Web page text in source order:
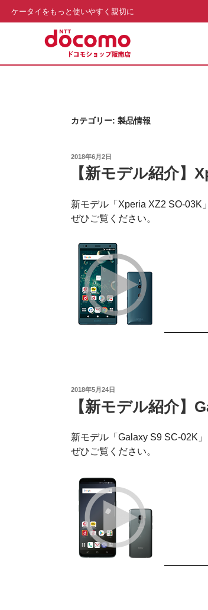
ケータイをもっと使いやすく親切に
カテゴリー: 製品情報
投
2018年6月2日
【新モデル紹介】
新モデル「Xperia XZ2 SO-03K
ぜひご覧ください。
投
2018年5月24日
【新モデル紹介】
新モデル「Galaxy S9 SC-02K
ぜひご覧ください。